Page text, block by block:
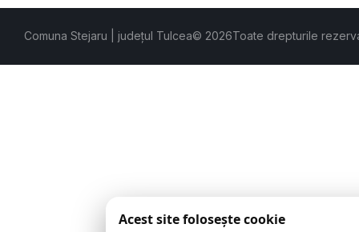
Comuna Stejaru | județul Tulcea© 2026Toate drepturile
Acest site folosește cookie